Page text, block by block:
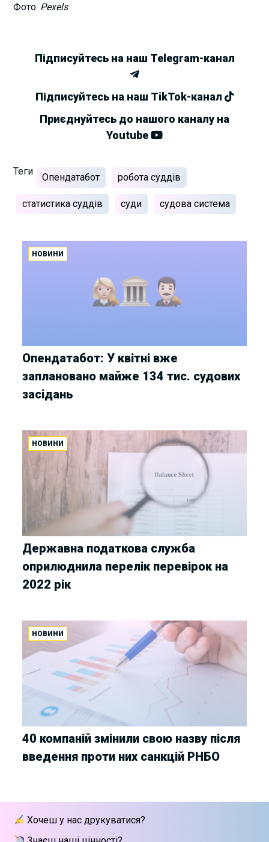
Фото: Pexels
Підписуйтесь на наш Telegram-канал
Підписуйтесь на наш TikTok-канал
Приєднуйтесь до нашого каналу на
Youtube
Теги
Опендатабот робота суддів
статистика суддів суди судова система
НОВИНИ
Опендатабот: У квітні вже
заплановано майже 134 тис. судових
засідань
НОВИНИ
Державна податкова служба
оприлюднила перелік перевірок на
2022 рік
НОВИНИ
40 компаній змінили свою назву після
введення проти них санкцій РНБО
Хочеш у нас друкуватися?